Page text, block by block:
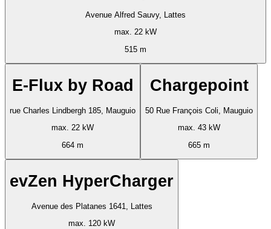
Avenue Alfred Sauvy, Lattes
max. 22 kW
515 m
E-Flux by Road
rue Charles Lindbergh 185, Mauguio
max. 22 kW
664 m
Chargepoint
50 Rue François Coli, Mauguio
max. 43 kW
665 m
evZen HyperCharger
Avenue des Platanes 1641, Lattes
max. 120 kW